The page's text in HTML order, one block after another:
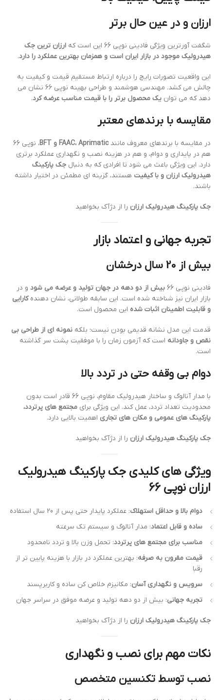
ارزان و در عین حال برتر
شگفت آورترین ویژگی فادینی نوپی 66 این است که
ارزان ترین جک
هیدرولیک موجود در بازار ایران است و همزمان بهترین عملکرد را دارد.
این واقعیت تصورات رایج را درباره ارتباط مستقیم قیمت و کیفیت به
چالش می کشد. مهندسی هوشمند و طراحی بهینه نوپی 66 نشان می
دهد که می توان یک محصول برتر را با قیمت مناسب عرضه کرد.
مقایسه با برندهای معتبر
در مقایسه با برندهای معروف مانندFAAC، Aprimatic و BFT
، نوپی 66
هم در پایداری و دوام، و هم در هزینه نصب و نگهداری عملکرد برتری
دارد. این ویژگی باعث می شود تا افرادی که به دنبال جک پارکینگ
هیدرولیک ارزان و با کیفیت هستند، گزینه ای مطمئن در اختیار داشته
باشند.
جک پارکینگ هیدرولیک ارزان را از دژآک بخواهید
تجربه جهانی و اعتماد بازار
بیش از 20 سال درخشان
فادینی نوپی 66 بیش از دو دهه در جهان تولید و عرضه می شود و در
بازار ایران نیز شناخته شده است. این سابقه طولانی، نشان دهندهکارایی
و قابلیت اطمینان اثبات شده این محصول است.
قدمت این مدل نشانه قدیمی بودن نیست؛ بلکه نمونه ای از طراحی بی
نقص و جاودانه است که آزمون زمان را با موفقیت پشت سر گذاشته
است.
دوام بی وقفه حتی در تردد بالا
با مدار آنالوگ و ساختار هیدرولیک مقاوم، نوپی 66 قادر است بدون
محدودیت تعداد تردد، عمل کند. این ویژگی برای مجتمع های پرتردد،
پارکینگ های عمومی و مکان های تجاری اهمیت بالایی دارد.
جک پارکینگ هیدرولیک ارزان را از دژآک بخواهید
ویژگی های کلیدی جک پارکینگ هیدرولیک
ارزان نوپی 66
دوام بالا و حداقل استهلاک: عملکرد پایدار حتی پس از 20 سال استفاده
ساده و قابل اعتماد: مدار آنالوگ و سیستم تک سرعته
مناسب برای مجتمع های پرتردد: تحمل وزن بالا و تردد نامحدود
قیمت مقرون به صرفه: بهترین عملکرد در بازار با هزینه پایین تر از
رقبا
سرویس و نگهداری آسان: مکانیزم خلاص کن ساده و کاربرپسند
تجربه جهانی: بیش از دو دهه تولید و عرضه موفق در سراسر جهان
جک پارکینگ هیدرولیک ارزان را از دژآک بخواهید
نکات مهم برای نصب و نگهداری
نصب توسط تکنسین متخصص